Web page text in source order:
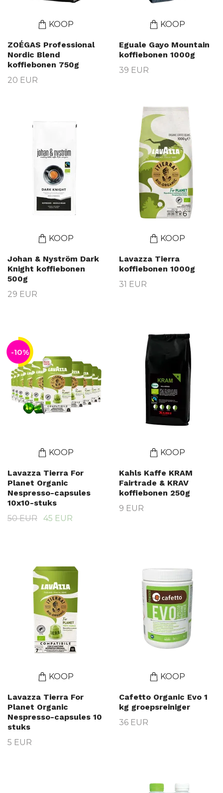
KOOP
ZOÉGAS Professional
Nordic Blend
koffiebonen 750g
20 EUR
KOOP
Eguale Gayo Mountain
koffiebonen 1000g
39 EUR
KOOP
Johan & Nyström Dark
Knight koffiebonen
500g
29 EUR
KOOP
Lavazza Tierra
koffiebonen 1000g
31 EUR
-10%
KOOP
Lavazza Tierra For
Planet Organic
Nespresso-capsules
10x10-stuks
50 EUR
45 EUR
KOOP
Kahls Kaffe KRAM
Fairtrade & KRAV
koffiebonen 250g
9 EUR
KOOP
Lavazza Tierra For
Planet Organic
Nespresso-capsules 10
stuks
5 EUR
KOOP
Cafetto Organic Evo 1
kg groepsreiniger
36 EUR